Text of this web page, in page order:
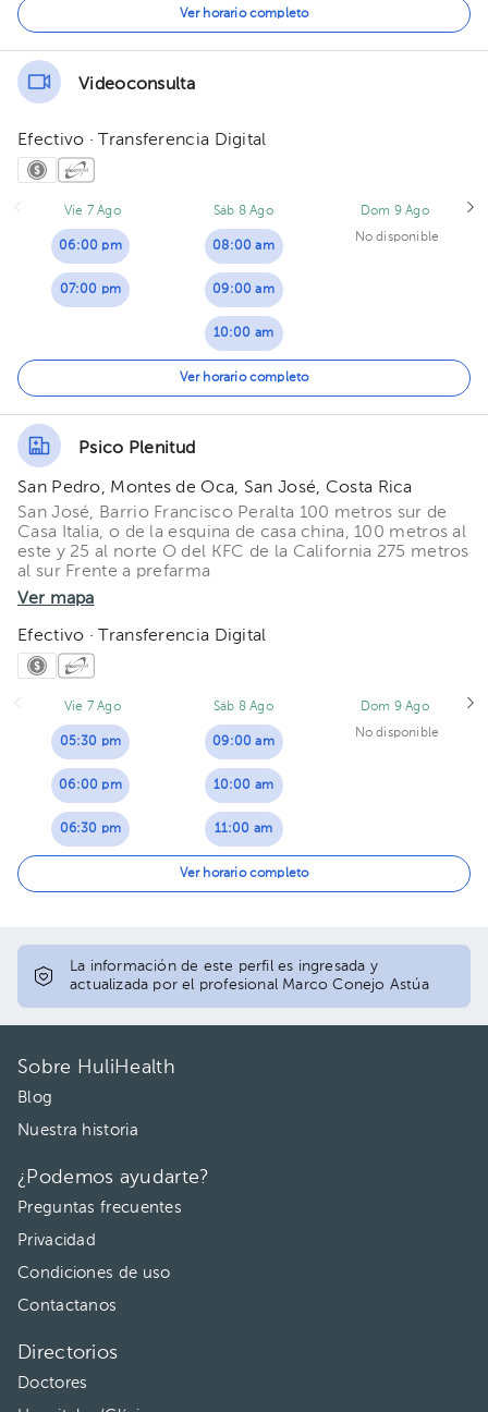
11:00 am
03:00 pm
Ver horario completo
Videoconsulta
Efectivo · Transferencia Digital
Vie 7 Ago
06:00 pm
07:00 pm
Sáb 8 Ago
08:00 am
09:00 am
10:00 am
11:00 am
03:00 pm
Dom 9 Ago
No disponible
Ver horario completo
Psico Plenitud
San Pedro, Montes de Oca, San José, Costa Rica
San José, Barrio Francisco Peralta 100 metros sur de
Casa Italia, o de la esquina de casa china, 100 metros al
este y 25 al norte O del KFC de la California 275 metros
al sur Frente a prefarma
Ver mapa
Efectivo · Transferencia Digital
Vie 7 Ago
05:30 pm
06:00 pm
06:30 pm
Sáb 8 Ago
09:00 am
10:00 am
11:00 am
12:00 pm
Dom 9 Ago
No disponible
Ver horario completo
La información de este perfil es ingresada y
actualizada por el profesional Marco Conejo Astúa
Sobre HuliHealth
Blog
Nuestra historia
¿Podemos ayudarte?
Preguntas frecuentes
Privacidad
Condiciones de uso
Contactanos
Directorios
Doctores